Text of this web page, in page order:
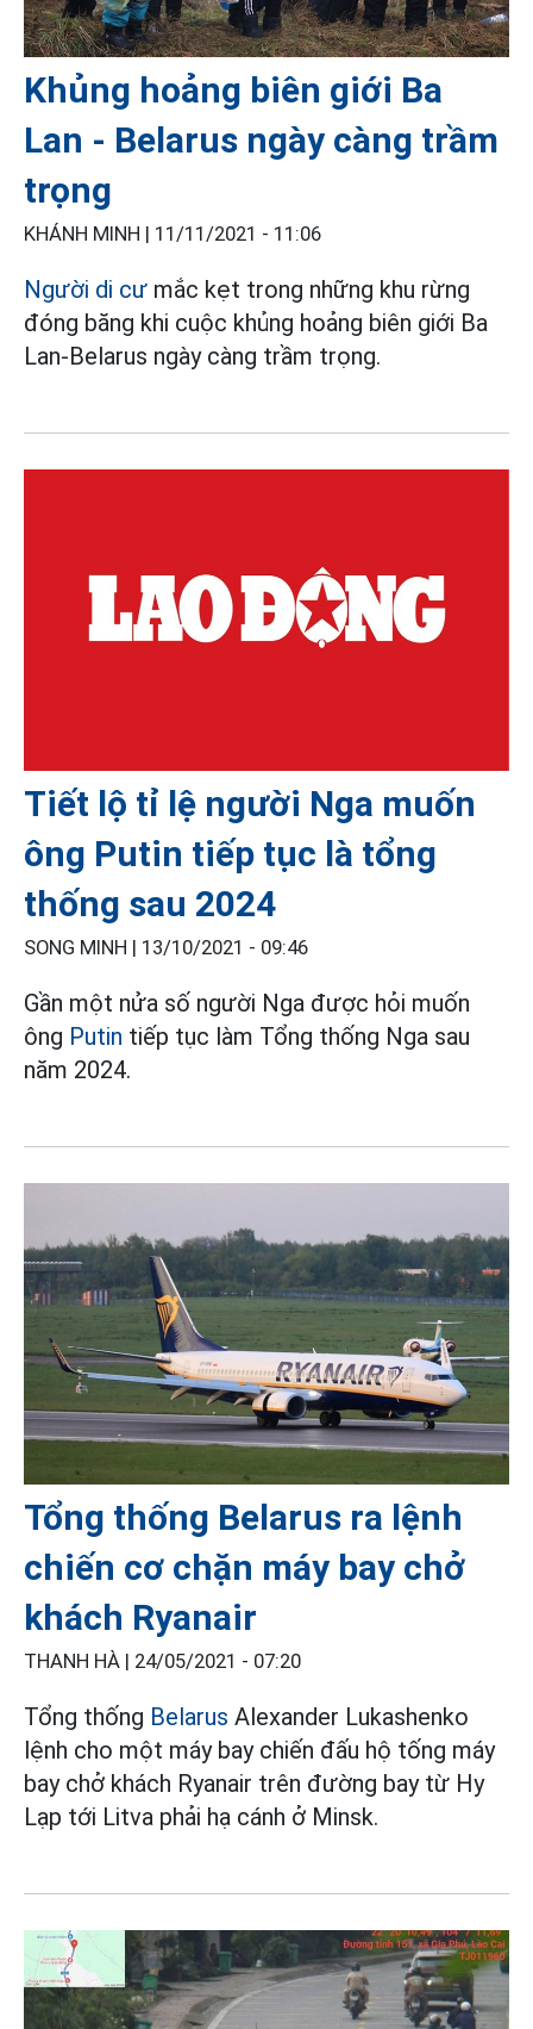
Khủng hoảng biên giới Ba
Lan - Belarus ngày càng trầm
trọng
KHÁNH MINH | 11/11/2021 - 11:06
Người di cư mắc kẹt trong những khu rừng
đóng băng khi cuộc khủng hoảng biên giới Ba
Lan-Belarus ngày càng trầm trọng.
Tiết lộ tỉ lệ người Nga muốn
ông Putin tiếp tục là tổng
thống sau 2024
SONG MINH | 13/10/2021 - 09:46
Gần một nửa số người Nga được hỏi muốn
ông Putin tiếp tục làm Tổng thống Nga sau
năm 2024.
Tổng thống Belarus ra lệnh
chiến cơ chặn máy bay chở
khách Ryanair
THANH HÀ | 24/05/2021 - 07:20
Tổng thống Belarus Alexander Lukashenko
lệnh cho một máy bay chiến đấu hộ tống máy
bay chở khách Ryanair trên đường bay từ Hy
Lạp tới Litva phải hạ cánh ở Minsk.